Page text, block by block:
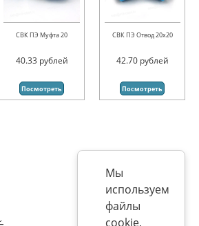
СВК ПЭ Муфта 20
40.33 рублей
Посмотреть
СВК ПЭ Отвод 20х20
42.70 рублей
Посмотреть
Мы
используем
файлы
cookie,